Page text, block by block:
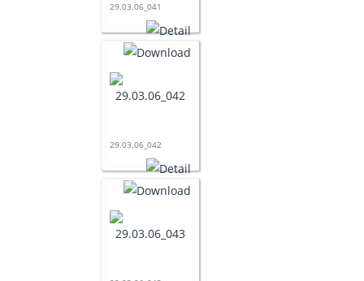
29.03.06_041
29.03.06_042